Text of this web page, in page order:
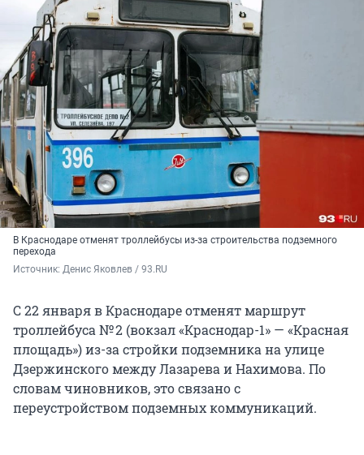
В Краснодаре отменят троллейбусы из-за строительства подземного
перехода
Источник: Денис Яковлев / 93.RU
С 22 января в Краснодаре отменят маршрут
троллейбуса № 2 (вокзал «Краснодар-1» — «Красная
площадь») из-за стройки подземника на улице
Дзержинского между Лазарева и Нахимова. По
словам чиновников, это связано с
переустройством подземных коммуникаций.